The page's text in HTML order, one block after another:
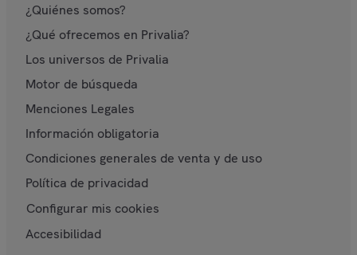
¿Quiénes somos?
¿Qué ofrecemos en Privalia?
Los universos de Privalia
Motor de búsqueda
Menciones Legales
Información obligatoria
Condiciones generales de venta y de uso
Política de privacidad
Configurar mis cookies
Accesibilidad